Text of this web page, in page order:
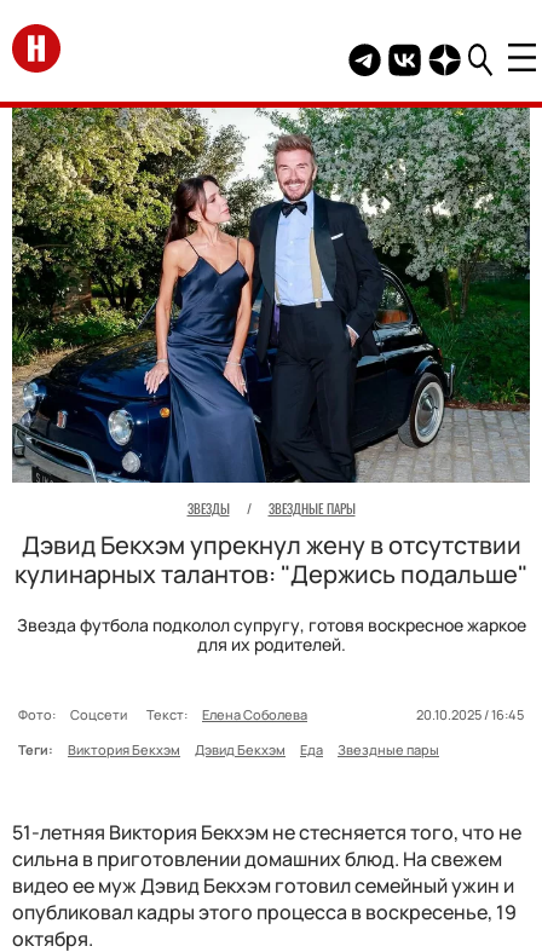
Перейти на главную
Telegram канал
Группа HELLO
Канал
ЗВЕЗДЫ / ЗВЕЗДНЫЕ ПАРЫ
Дэвид Бекхэм упрекнул жену в отсутствии
кулинарных талантов: "Держись подальше"
Звезда футбола подколол супругу, готовя воскресное жаркое
для их родителей.
Фото: Соцсети Текст: Елена Соболева
20.10.2025 / 16:45
Теги:
Виктория Бекхэм Дэвид Бекхэм Еда Звездные пары
51-летняя Виктория Бекхэм не стесняется того, что не
сильна в приготовлении домашних блюд. На свежем
видео ее муж Дэвид Бекхэм готовил семейный ужин и
опубликовал кадры этого процесса в воскресенье, 19
октября.